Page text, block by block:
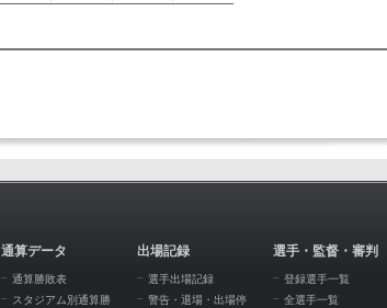
通算データ
通算勝敗表
スタジアム別通算勝
出場記録
選手出場記録
警告・退場・出場停
選手・監督・審判
登録選手一覧
全選手一覧